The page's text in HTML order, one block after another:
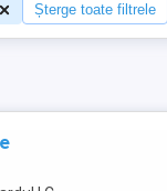
Șterge toate filtrele